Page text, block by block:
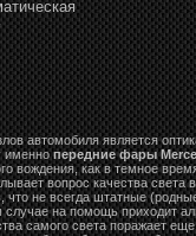
автомобиля является
именнопередние фары
вождения, как в темное
вопрос качества света
что не всегда штатные
на помощь приходит
самого света поражает